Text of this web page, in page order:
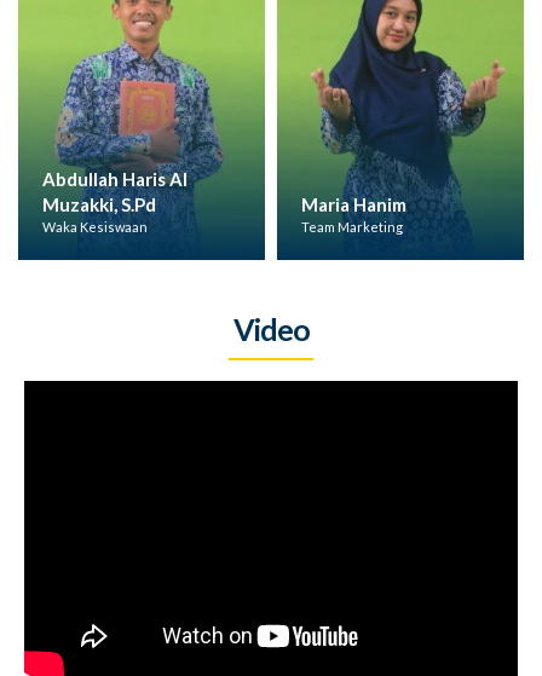
Maria Hanim
Team Marketing
Etik Umayah
Waka Kurikulum
Video